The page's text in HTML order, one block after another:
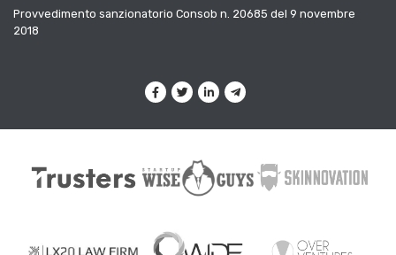
Provvedimento sanzionatorio Consob n. 20685 del 9 novembre
2018